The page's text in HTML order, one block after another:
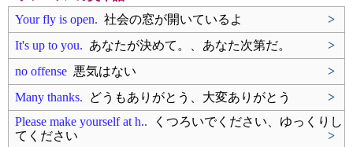
Your fly is open. 社会の窓が開いているよ
>
It's up to you. あなたが決めて。、あなた次第だ。
>
no offense 悪気はない
>
Many thanks. どうもありがとう、大変ありがとう
>
Please make yourself at h.. くつろいでください、ゆっくりし
てください
>